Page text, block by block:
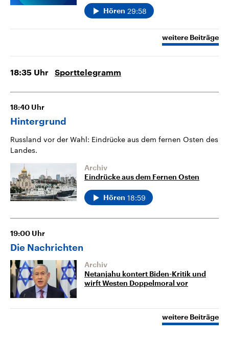
Hören 29:58
weitere Beiträge
18:35 Uhr Sporttelegramm
18:40 Uhr
Hintergrund
Russland vor der Wahl: Eindrücke aus dem fernen Osten des
Landes.
Archiv
Eindrücke aus dem Fernen Osten
Hören 18:59
19:00 Uhr
Die Nachrichten
Archiv
Netanjahu kontert Biden-Kritik und
wirft Westen Doppelmoral vor
weitere Beiträge